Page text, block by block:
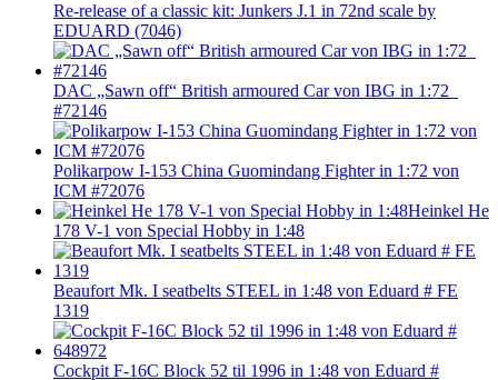
Re-release of a classic kit: Junkers J.1 in 72nd scale by
EDUARD (7046)
DAC „Sawn off“ British armoured Car von IBG in 1:72
#72146
Polikarpow I-153 China Guomindang Fighter in 1:72 von
ICM #72076
Heinkel He
178 V-1 von Special Hobby in 1:48
Beaufort Mk. I seatbelts STEEL in 1:48 von Eduard # FE
1319
Cockpit F-16C Block 52 til 1996 in 1:48 von Eduard #